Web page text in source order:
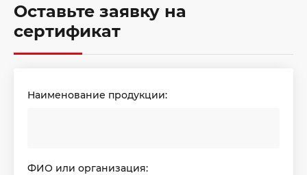
Оставьте заявку на
сертификат
Наименование продукции:
ФИО или организация: